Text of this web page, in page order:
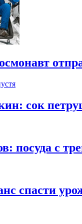
сок
посуда с
спасти